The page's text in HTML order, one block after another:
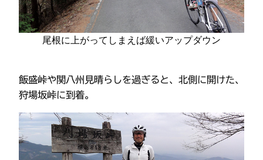
尾根に上がってしまえば緩いアップダウン
飯盛峠や関八州見晴らしを過ぎると、北側に開けた、
狩場坂峠に到着。